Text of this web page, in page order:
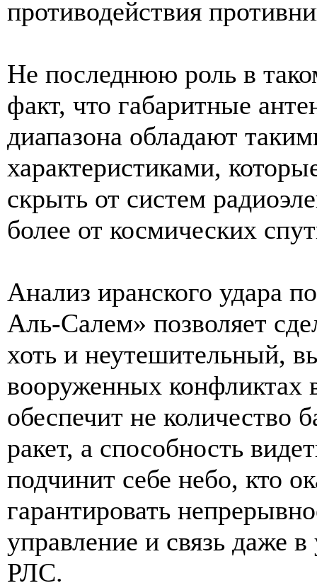
противодействия
Не последнюю роль в
факт, что габаритные
диапазона обладают
характеристиками,
скрыть от систем
более от космических
Анализ иранского удара
Аль-Салем» позволяет
хоть и неутешительный,
вооруженных конфликтах
обеспечит не количество
ракет, а способность
подчинит себе небо, кто
гарантировать
управление и связь даже
РЛС.